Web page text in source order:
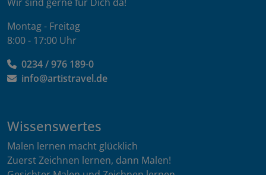
Montag - Freitag
8:00 - 17:00 Uhr
0234 / 976 189-0
info@artistravel.de
Wissenswertes
Malen lernen macht glücklich
Zuerst Zeichnen lernen, dann Malen!